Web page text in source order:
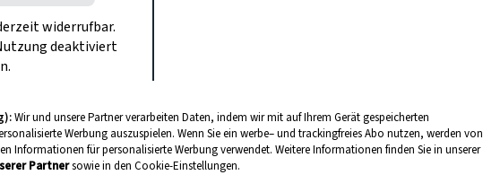
widerrufbar.
deaktiviert
Wir und unsere Partner verarbeiten Daten, indem wir mit auf Ihrem Gerät gespeicherten
Werbung auszuspielen. Wenn Sie ein werbe– und trackingfreies Abo nutzen, werden von
Informationen für personalisierte Werbung verwendet. Weitere Informationen finden Sie in unserer
Partnersowie in den Cookie-Einstellungen.